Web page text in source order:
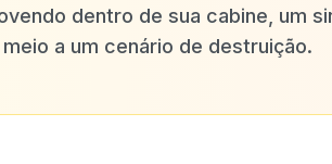
dentro de sua cabine, um
a um cenário de destruição.